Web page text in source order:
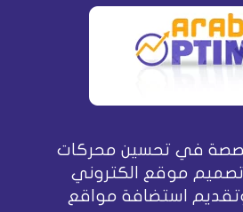
في تحسين محركات
تصميم موقع الكتروني
استضافة مواقع